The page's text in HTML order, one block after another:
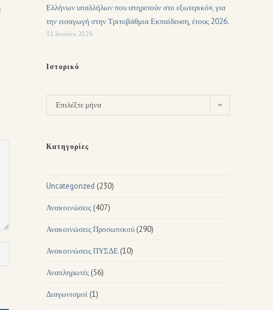
Ελλήνων υπαλλήλων που υπηρετούν στο εξωτερικό», για
την εισαγωγή στην Τριτοβάθμια Εκπαίδευση, έτους 2026.
31 Ιουλίου, 2026
Ιστορικό
Επιλέξτε μήνα
Κατηγορίες
Uncategorized (230)
Ανακοινώσεις (407)
Ανακοινώσεις Προσωπικού (290)
Ανακοινώσεις ΠΥΣΔΕ (10)
Αναπληρωτές (56)
Διαγωνισμοί (1)